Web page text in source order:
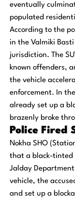
eventually
populated
According to the
in the Valmiki
jurisdiction. The
known offenders,
the vehicle
enforcement. In
already set up a
brazenly broke
Police Fired
Nokha SHO
that a black-tinted
Jalday
vehicle, the
and set up a